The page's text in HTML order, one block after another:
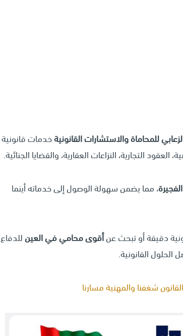
للمحاماة والاستشارات القانونيةخدمات قانونية
التجارية، النزاعات العقارية، والقضايا الجنائية.
، مما يضمن سهولة الوصول إلى خدماته أينما
دقيقة أو تبحث عنأقوى محامي في العينللدفاع
القانونية.